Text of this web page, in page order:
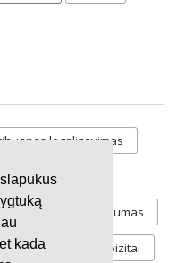
kada
legalizavimas
atemimas
referendumas
Rekvizitai